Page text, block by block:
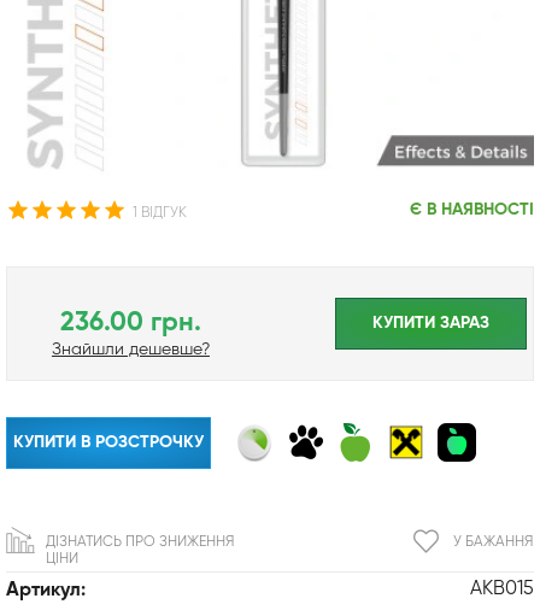
1 ВІДГУК Є В НАЯВНОСТІ
Артикул: AKB015
236.00 грн.
Знайшли дешевше?
КУПИТИ ЗАРАЗ
КУПИТИ В РОЗСТРОЧКУ
У БАЖАННЯ
ДІЗНАТИСЬ ПРО ЗНИЖЕННЯ
ЦІНИ